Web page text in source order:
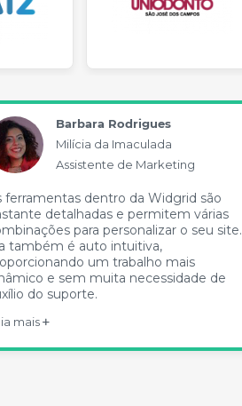
Barbara Rodrigues
Milícia da Imaculada
Assistente de Marketing
ferramentas dentro da Widgrid são
detalhadas e permitem várias
para personalizar o seu site.
também é auto intuitiva,
um trabalho mais
e sem muita necessidade de
do suporte.
mais